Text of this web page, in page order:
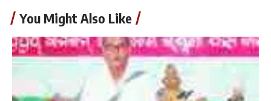
You Might Also Like